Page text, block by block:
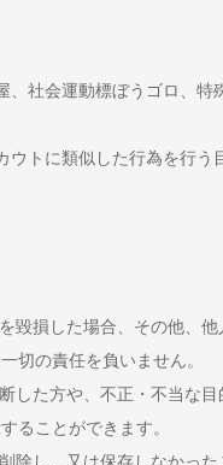
社会運動標ぼうゴロ、特
トに類似した行為を行
毀損した場合、その他、
切の責任を負いません。
した方や、不正・不当な
ることができます。